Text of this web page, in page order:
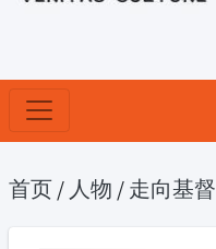
首页 / 人物 / 走向基督